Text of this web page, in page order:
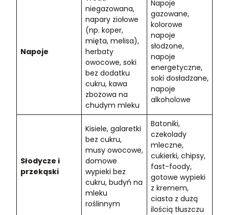
Napoje
niegazowana,
napary ziołowe
(np. koper,
mięta, melisa),
herbaty
owocowe, soki
bez dodatku
cukru, kawa
zbożowa na
chudym mleku
Napoje
gazowane,
kolorowe
napoje
słodzone,
napoje
energetyczne,
soki dosładzane,
napoje
alkoholowe
Słodycze i
przekąski
Kisiele, galaretki
bez cukru,
musy owocowe,
domowe
wypieki bez
cukru, budyń na
mleku
roślinnym
Batoniki,
czekolady
mleczne,
cukierki, chipsy,
fast-foody,
gotowe wypieki
z kremem,
ciasta z dużą
ilością tłuszczu